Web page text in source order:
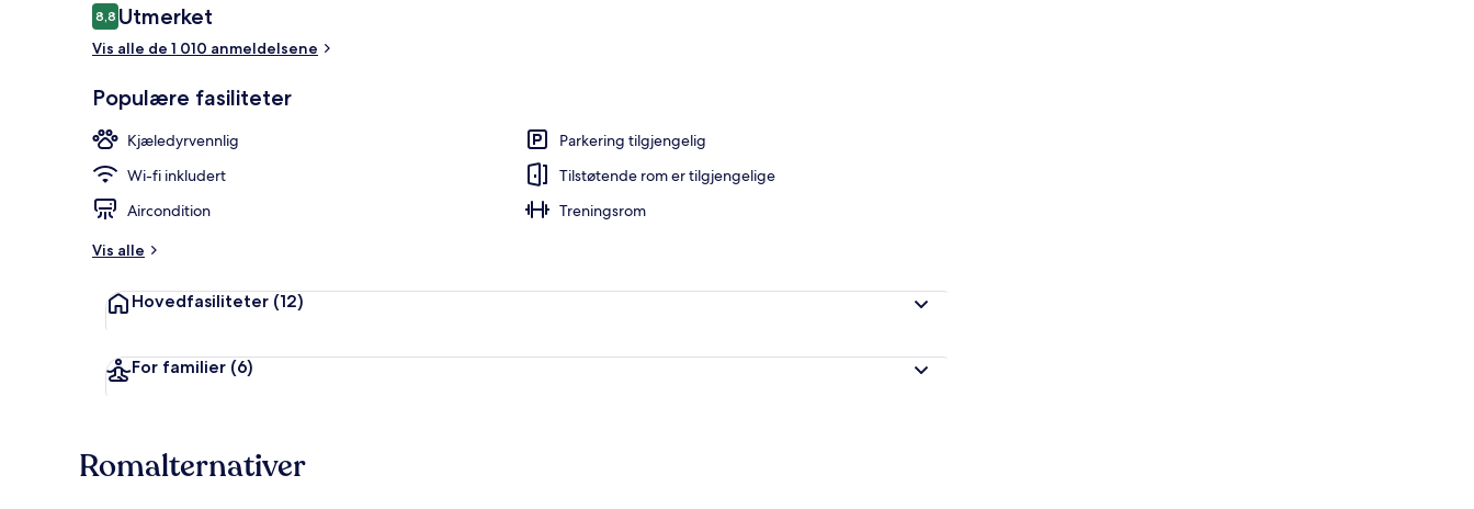
Anmeldelser
8,88,8 av 10 –
Utmerket
Vis alle de 1 010 anmeldelsene
Populære fasiliteter
Kjæledyrvennlig
Parkering tilgjengelig
Wi-fi inkludert
Tilstøtende rom er tilgjengelige
Aircondition
Treningsrom
Vis alle
Hovedfasiliteter (12)
For familier (6)
Romalternativer